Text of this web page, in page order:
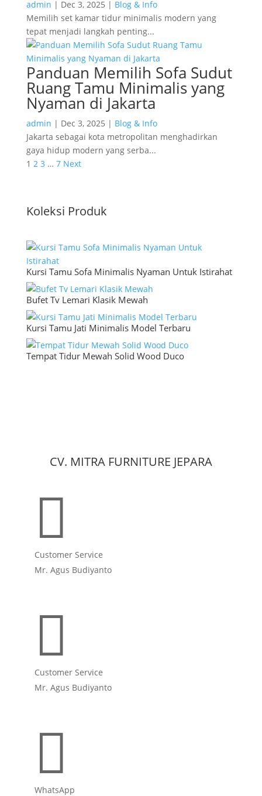
admin | Dec 3, 2025 | Blog & Info
Memilih set kamar tidur minimalis modern yang
tepat menjadi langkah penting...
Panduan Memilih Sofa Sudut
Ruang Tamu Minimalis yang
Nyaman di Jakarta
admin | Dec 3, 2025 | Blog & Info
Jakarta sebagai kota metropolitan menghadirkan
gaya hidup modern yang serba...
1 2 3 … 7 Next
Koleksi Produk
Kursi Tamu Sofa Minimalis Nyaman Untuk Istirahat
Bufet Tv Lemari Klasik Mewah
Kursi Tamu Jati Minimalis Model Terbaru
Tempat Tidur Mewah Solid Wood Duco
CV. MITRA FURNITURE JEPARA

Customer Service
Mr. Agus Budiyanto

Customer Service
Mr. Agus Budiyanto

WhatsApp